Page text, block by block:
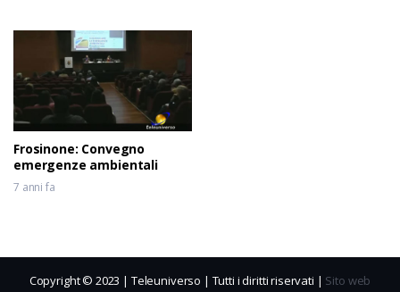
Frosinone: Convegno
emergenze ambientali
7 anni fa
Copyright © 2023 | Teleuniverso | Tutti i diritti riservati | Sito web